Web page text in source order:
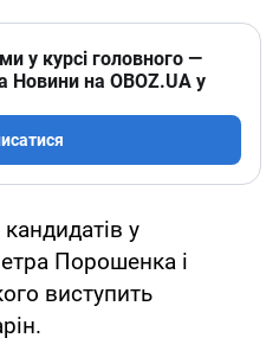
у курсі головного —
Новини на OBOZ.UA у
у
Порошенка і
виступить